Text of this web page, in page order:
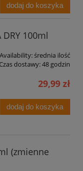
dodaj do koszyka
100ml
Availability:średnia ilość
Czas dostawy:48 godzin
29,99 zł
dodaj do koszyka
(zmienne